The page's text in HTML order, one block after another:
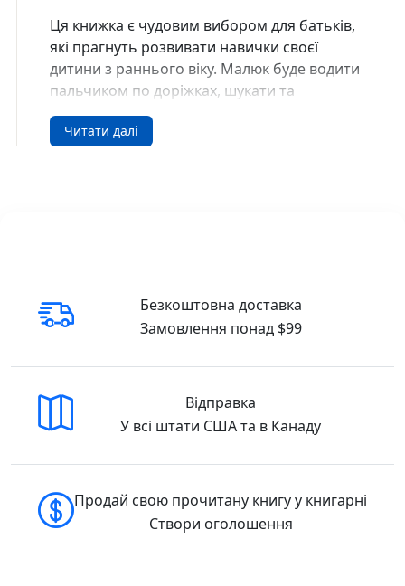
Ця книжка є чудовим вибором для батьків,
які прагнуть розвивати навички своєї
дитини з раннього віку. Малюк буде водити
пальчиком по доріжках, шукати та
розпізнавати тварин, знайомитися з
назвами овочів, фруктів і
В інтернет-книгарні DreamyShelf.com ви
доставкою:
Читати далі
Безкоштовна доставка
Замовлення понад $99
Відправка
У всі штати США та в Канаду
Продай свою прочитану книгу у книгарні
Створи оголошення